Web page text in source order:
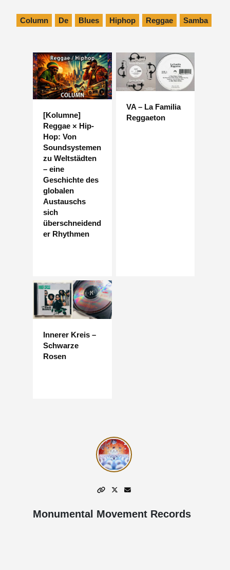
Column De Blues Hiphop Reggae Samba
[Kolumne]
Reggae × Hip-
Hop: Von
Soundsystemen
zu Weltstädten
– eine
Geschichte des
globalen
Austauschs
sich
überschneidend
er Rhythmen
VA – La Familia
Reggaeton
Innerer Kreis –
Schwarze
Rosen
Monumental Movement Records